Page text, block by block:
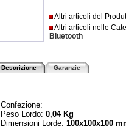
Altri articoli del
Altri articoli nelle
Bluetooth
Descrizione Garanzie
Confezione:
Peso Lordo: 0,04 Kg
Dimensioni Lorde: 100x100x100